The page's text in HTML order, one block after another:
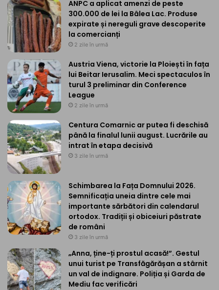
ANPC a aplicat amenzi de peste
300.000 de lei la Bâlea Lac. Produse
expirate și nereguli grave descoperite
la comercianți
2 zile în urmă
Austria Viena, victorie la Ploiești în fața
lui Beitar Ierusalim. Meci spectaculos în
turul 3 preliminar din Conference
League
2 zile în urmă
Centura Comarnic ar putea fi deschisă
până la finalul lunii august. Lucrările au
intrat în etapa decisivă
3 zile în urmă
Schimbarea la Fața Domnului 2026.
Semnificația uneia dintre cele mai
importante sărbători din calendarul
ortodox. Tradiții și obiceiuri păstrate
de români
3 zile în urmă
„Anna, ține-ți prostul acasă!”. Gestul
unui turist pe Transfăgărășan a stârnit
un val de indignare. Poliția și Garda de
Mediu fac verificări